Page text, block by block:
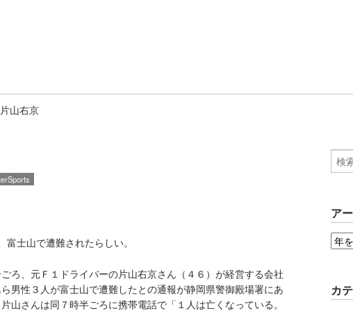
山右京
士山で遭難されたらしい。
ろ、元Ｆ１ドライバーの片山右京さん（４６）が経営する会社
男性３人が富士山で遭難したとの通報が静岡県警御殿場署にあ
山さんは同７時半ごろに携帯電話で「１人は亡くなっている。
ア
カ